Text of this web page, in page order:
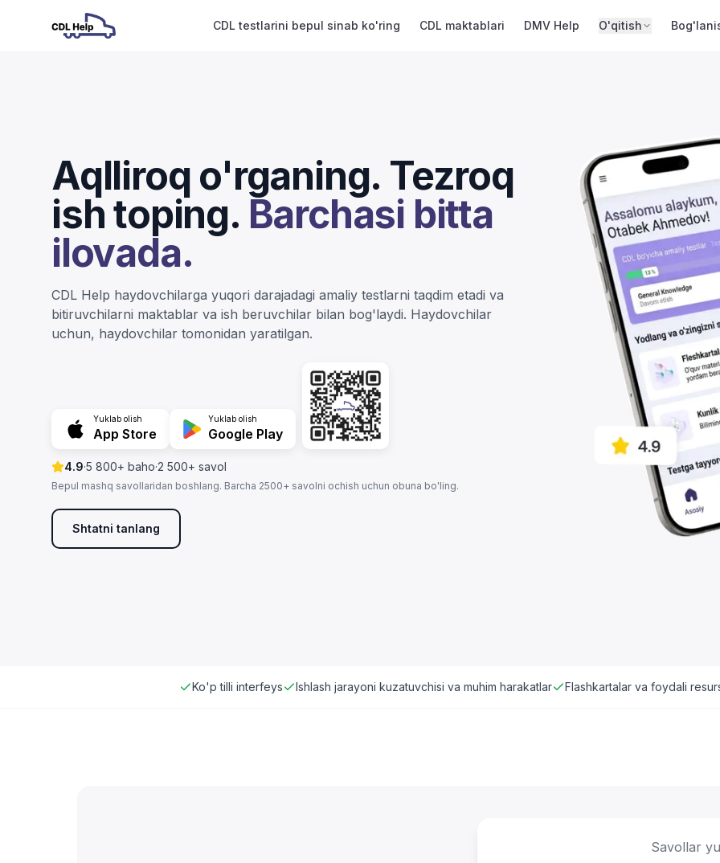
CDL testlarini bepul sinab ko'ring CDL maktablari DMV Help O'qitish
Aqlliroq o'rganing. Tezroq
ish toping. Barchasi bitta
ilovada.
CDL Help haydovchilarga yuqori darajadagi amaliy testlarni taqdim etadi va
bitiruvchilarni maktablar va ish beruvchilar bilan bog'laydi. Haydovchilar
uchun, haydovchilar tomonidan yaratilgan.
Yuklab olish
App Store
Yuklab olish
Google Play
4.9·5 800+ baho·2 500+ savol
Bepul mashq savollaridan boshlang. Barcha 2500+ savolni ochish uchun obuna bo'ling.
Shtatni tanlang
Ko'p tilli interfeys Ishlash jarayoni kuzatuvchisi va muhim harakatlar Flashkartalar va foydali
Savollar